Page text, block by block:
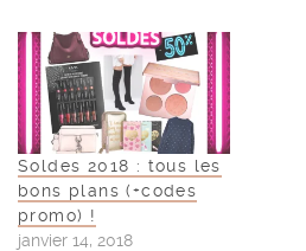
Soldes 2018 : tous les
bons plans (+codes
promo) !
janvier 14, 2018